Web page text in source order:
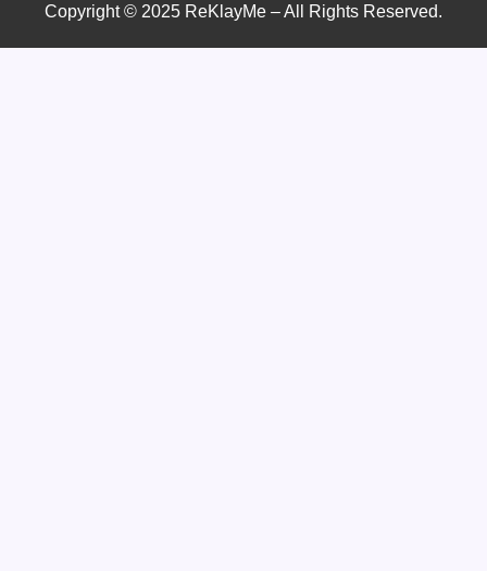
Copyright © 2025 ReKlayMe – All Rights Reserved.